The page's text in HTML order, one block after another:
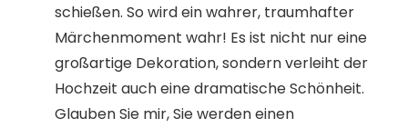
schießen. So wird ein wahrer, traumhafter
Märchenmoment wahr! Es ist nicht nur eine
großartige Dekoration, sondern verleiht der
Hochzeit auch eine dramatische Schönheit.
Glauben Sie mir, Sie werden einen